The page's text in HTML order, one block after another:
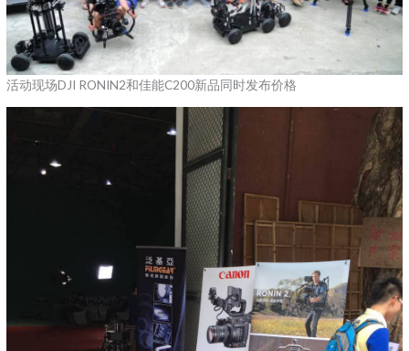
活动现场DJI RONIN2和佳能C200新品同时发布价格